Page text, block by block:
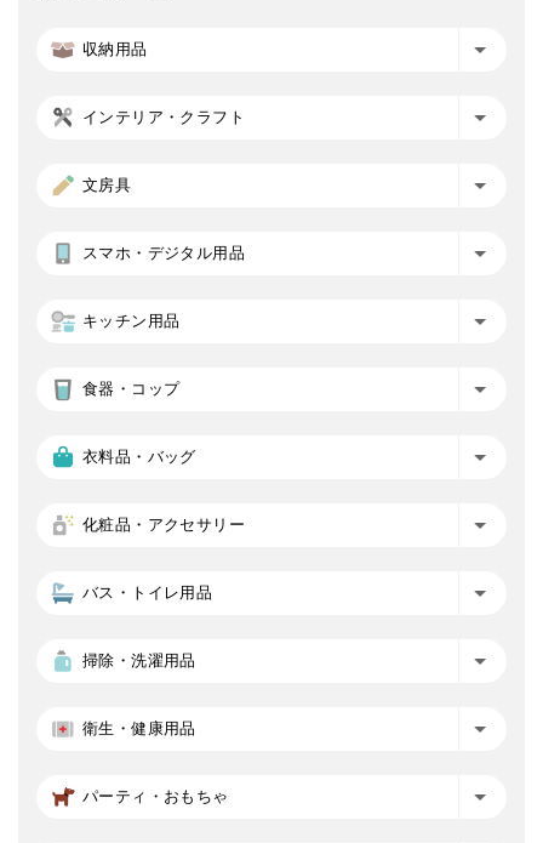
収納用品
インテリア・クラフト
文房具
スマホ・デジタル用品
キッチン用品
食器・コップ
衣料品・バッグ
化粧品・アクセサリー
バス・トイレ用品
掃除・洗濯用品
衛生・健康用品
パーティ・おもちゃ